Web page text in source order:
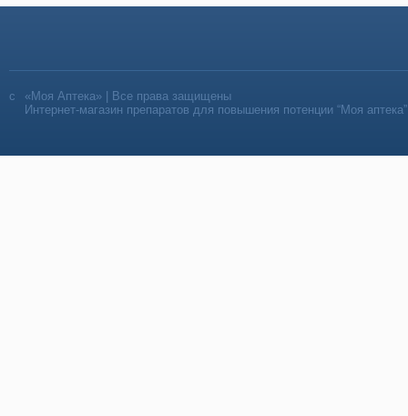
«Моя Аптека» | Все права защищены
Интернет-магазин препаратов для повышения потенции “Моя